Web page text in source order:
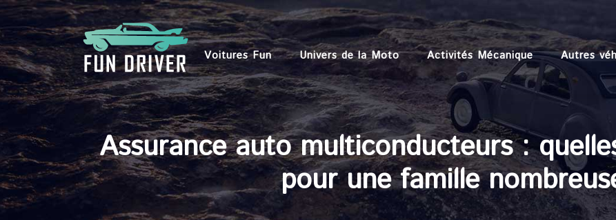
Voitures Fun Univers de la Moto Activités Mécanique Autres
Assurance auto multiconducteurs :
pour une famille